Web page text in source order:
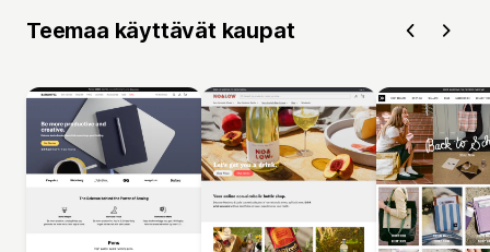
Teemaa käyttävät kaupat